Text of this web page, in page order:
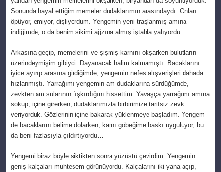
Sonunda hayal ettiğim memeler dudaklarımın arasındaydı. Onları
öpüyor, emiyor, dişliyordum. Yengemin yeni traşlanmış amına
indiğimde, o da benim sikimi ağzına almış iştahla yalıyordu…
Arkasına geçip, memelerini ve şişmiş karnını okşarken bulutların
üzerindeymişim gibiydi. Dayanacak halim kalmamıştı. Bacaklarını
iyice ayırıp arasına girdiğimde, yengemin nefes alışverişleri dahada
hızlanmıştı. Yarrağımı yengemin am dudaklarına sürdüğümde,
zevkten am sularının fışkırdığını hissettim. Yavaşça yarrağımı amına
sokup, içine girerken, dudaklarımızla birbirimize tarifsiz zevk
veriyorduk. Gözlerinin içine bakarak yüklenmeye başladım. Yengem
de bacaklarını belime dolarken, karnı göbeğime baskı uyguluyor, bu
da beni fazlasıyla çıldırtıyordu…
Yengemi biraz böyle siktikten sonra yüzüstü çevirdim. Yengemin
geniş kalçaları muhteşem görünüyordu. Kalçalarını iki yana açıp,